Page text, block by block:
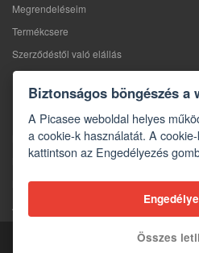
Megrendeléseim
Termékcsere
Szerződéstől való elállás
Reklamáció
Kapcsolat
Kapcsolatfelvételi űrlap
Nagykereskedelem
A média rólunk
Copyright ©
Biztonságos böngészés a
A Picasee weboldal helyes
a cookie-k használatát. A
kattintson az Engedélyezés
Összes